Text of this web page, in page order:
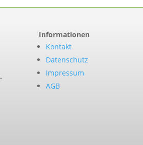
.
Informationen
Kontakt
Datenschutz
Impressum
AGB